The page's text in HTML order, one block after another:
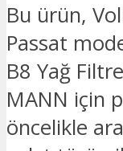
Bu ürün,
Passat
B8 Yağ
MANN için
öncelikle